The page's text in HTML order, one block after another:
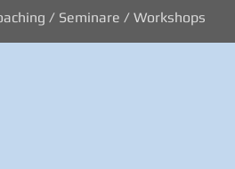
/ Seminare / Workshops